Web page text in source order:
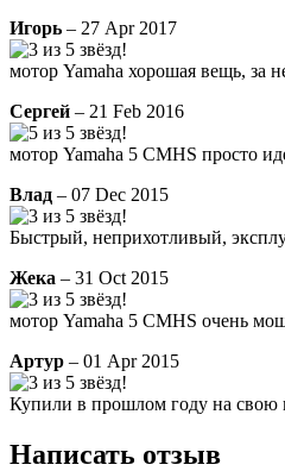
Игорь – 27 Apr 2017
мотор Yamaha хорошая вещь, за
Сергей – 21 Feb 2016
мотор Yamaha 5 CMHS просто
Влад – 07 Dec 2015
Быстрый, неприхотливый,
Жека – 31 Oct 2015
мотор Yamaha 5 CMHS очень
Артур – 01 Apr 2015
Купили в прошлом году на свою
Написать отзыв